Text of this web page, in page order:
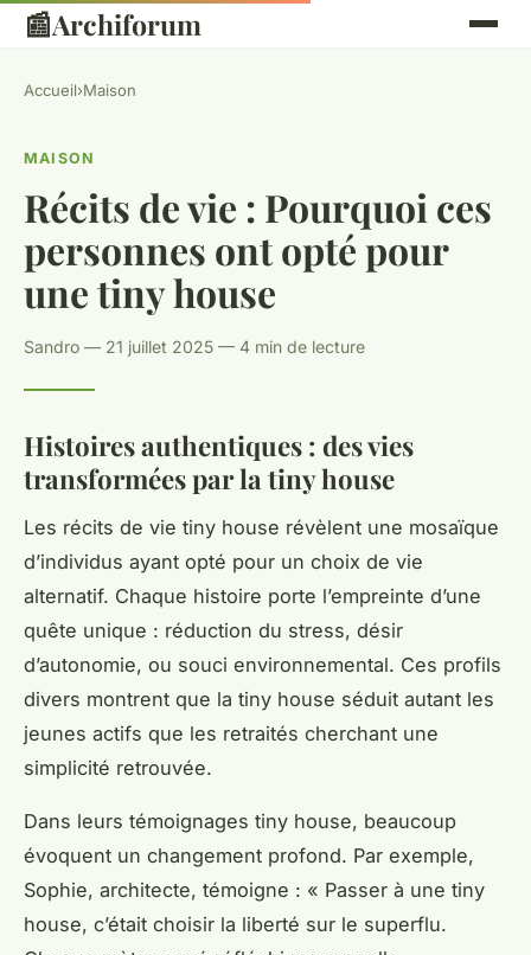
📰Archiforum
Accueil›Maison
MAISON
Récits de vie : Pourquoi ces
personnes ont opté pour
une tiny house
Sandro — 21 juillet 2025 — 4 min de lecture
Histoires authentiques : des vies
transformées par la tiny house
Les récits de vie tiny house révèlent une mosaïque
d’individus ayant opté pour un choix de vie
alternatif. Chaque histoire porte l’empreinte d’une
quête unique : réduction du stress, désir
d’autonomie, ou souci environnemental. Ces profils
divers montrent que la tiny house séduit autant les
jeunes actifs que les retraités cherchant une
simplicité retrouvée.
Dans leurs témoignages tiny house, beaucoup
évoquent un changement profond. Par exemple,
Sophie, architecte, témoigne : « Passer à une tiny
house, c’était choisir la liberté sur le superflu.